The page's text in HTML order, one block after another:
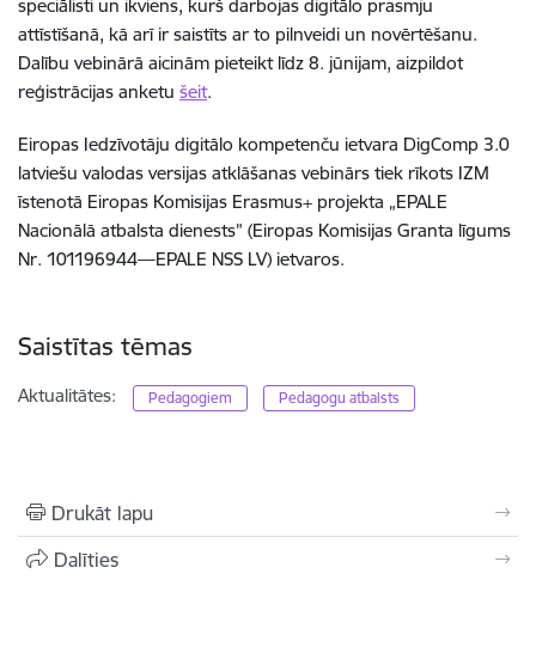
speciālisti un ikviens, kurš darbojas digitālo prasmju
attīstīšanā, kā arī ir saistīts ar to pilnveidi un novērtēšanu.
Dalību vebinārā aicinām pieteikt līdz 8. jūnijam, aizpildot
reģistrācijas anketu šeit.
Eiropas Iedzīvotāju digitālo kompetenču ietvara DigComp 3.0
latviešu valodas versijas atklāšanas vebinārs tiek rīkots IZM
īstenotā Eiropas Komisijas Erasmus+ projekta „EPALE
Nacionālā atbalsta dienests” (Eiropas Komisijas Granta līgums
Nr. 101196944—EPALE NSS LV) ietvaros.
Saistītas tēmas
Aktualitātes: Pedagogiem Pedagogu atbalsts
Drukāt lapu
Dalīties